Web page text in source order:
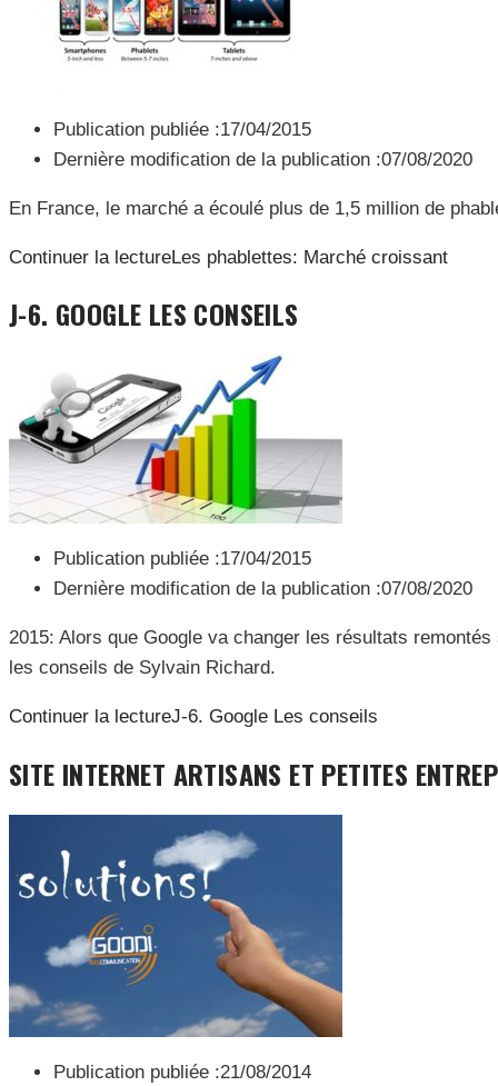
Publication publiée :17/04/2015
Dernière modification de la publication :07/08/2020
En France, le marché a écoulé plus de 1,5 million de
Continuer la lectureLes phablettes: Marché croissant
J-6. GOOGLE LES CONSEILS
Publication publiée :17/04/2015
Dernière modification de la publication :07/08/2020
2015: Alors que Google va changer les résultats
les conseils de Sylvain Richard.
Continuer la lectureJ-6. Google Les conseils
SITE INTERNET ARTISANS ET PETITES
Publication publiée :21/08/2014